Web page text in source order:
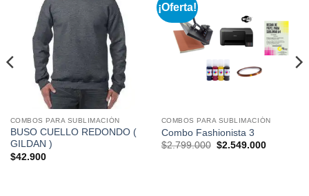
Añadir
a la
lista de
deseos
COMBOS PARA SUBLIMACIÓN
BUSO CUELLO REDONDO (
GILDAN )
$42.900
¡Oferta!
lista de
deseos
COMBOS PARA SUBLIMACIÓN
Combo Fashionista 3
$2.799.000 El
$2.549.000El